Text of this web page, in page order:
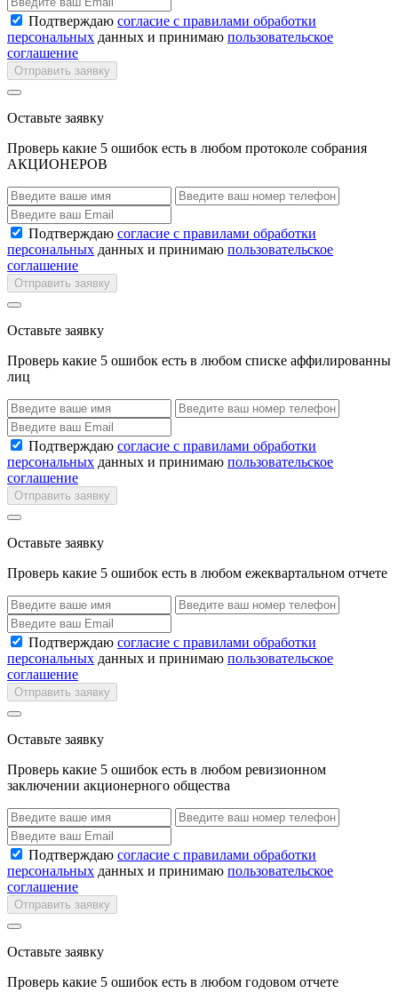
Подтверждаю согласие с правилами обработки
персональных данных и принимаю пользовательское
соглашение
Отправить заявку
Оставьте заявку
Проверь какие 5 ошибок есть в любом протоколе собрания
АКЦИОНЕРОВ
Подтверждаю согласие с правилами обработки
персональных данных и принимаю пользовательское
соглашение
Отправить заявку
Оставьте заявку
Проверь какие 5 ошибок есть в любом списке аффилированны
лиц
Подтверждаю согласие с правилами обработки
персональных данных и принимаю пользовательское
соглашение
Отправить заявку
Оставьте заявку
Проверь какие 5 ошибок есть в любом ежеквартальном отчете
Подтверждаю согласие с правилами обработки
персональных данных и принимаю пользовательское
соглашение
Отправить заявку
Оставьте заявку
Проверь какие 5 ошибок есть в любом ревизионном
заключении акционерного общества
Подтверждаю согласие с правилами обработки
персональных данных и принимаю пользовательское
соглашение
Отправить заявку
Оставьте заявку
Проверь какие 5 ошибок есть в любом годовом отчете